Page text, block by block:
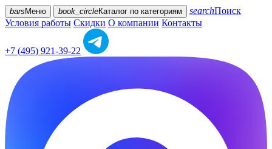
bars Меню book_circleКаталог по категориям searchПоиск
Условия работы Скидки О компании Контакты
+7 (495) 921-39-22